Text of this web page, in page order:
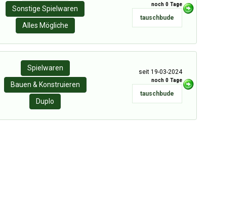
Sonstige Spielwaren
Alles Mögliche
noch 0 Tage
tauschbude
Spielwaren
Bauen & Konstruieren
Duplo
seit 19-03-2024
noch 0 Tage
tauschbude